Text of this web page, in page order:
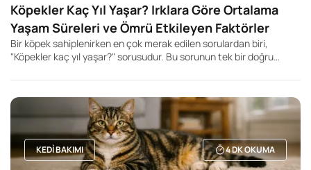
Köpekler Kaç Yıl Yaşar? Irklara Göre Ortalama
Yaşam Süreleri ve Ömrü Etkileyen Faktörler
Bir köpek sahiplenirken en çok merak edilen sorulardan biri,
"Köpekler kaç yıl yaşar?" sorusudur. Bu sorunun tek bir doğru
önemli ölçüde etkileyebilir. Genel olarak küçük ırk köpeklerin daha
uzun yaşadığı, büyük ve dev ırkların ise daha kısa yaşam sürelerine
sahip olduğu bilinir. Ancak bu durum kesin bir kural değildir. Aynı
ırka mensup iki köpek bile tamamen farklı yaşam sürelerine sahip
olabilir.KEDI BAKIMI 4DK OKUMA